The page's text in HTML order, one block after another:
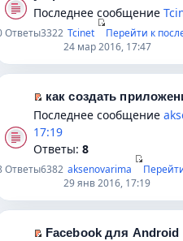
б
и
ю
н
н
м
у
с
о
о
б
щ
н
и
ю
п
р
ч
а
н
н
о
у
с
р
в
м
е
п
р
о
и
т
р
е
т
п
е
р
в
м
у
Последнее сообщение
Ответы3322 Tcinet
Перейти к
24 мар 2016, 17:47
е
й
и
к
как создать
Последнее сообщение
17:19
Ответы: 8
Ответы6382 aksenovarima
29 янв 2016, 17:19
Facebook для Android